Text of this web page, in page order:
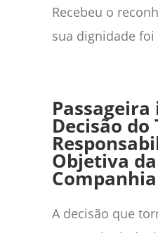
Recebeu o
sua dignidade foi
Decisão do
Objetiva da
A decisão que